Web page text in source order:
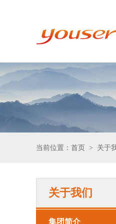
当前位置：首页 > 关于
关于我们
集团简介